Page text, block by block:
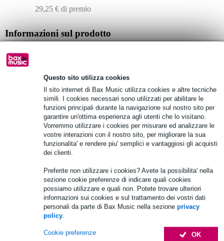
Questo sito utilizza cookies
Il sito internet di Bax Music utilizza cookies e altre tecniche
simili. I cookies necessari sono utilizzati per abilitare le
funzioni principali durante la navigazione sul nostro sito per
garantire un'ottima esperienza agli utenti che lo visitano.
Vorremmo utilizzare i cookies per misurare ed analizzare le
vostre interazioni con il nostro sito, per migliorare la sua
funzionalita' e rendere piu' semplici e vantaggiosi gli acquisti
dei clienti.
Preferite non utilizzare i cookies? Avete la possibilita' nella
sezione cookie preferenze di indicare quali cookies
possiamo utilizzare e quali non. Potete trovare ulteriori
informazioni sui cookies e sul trattamento dei vostri dati
personali da parte di Bax Music nella sezione privacy
policy.
OK
Cookie preferenze
29,25 € di premio
Informazioni sul prodotto
Sennheiser SR IEM G4-E
trasmettitore stereo per monitor in ear
banda di frequenza E: 823 - 865 MHz
Specifiche complete
Vedi anche (5)